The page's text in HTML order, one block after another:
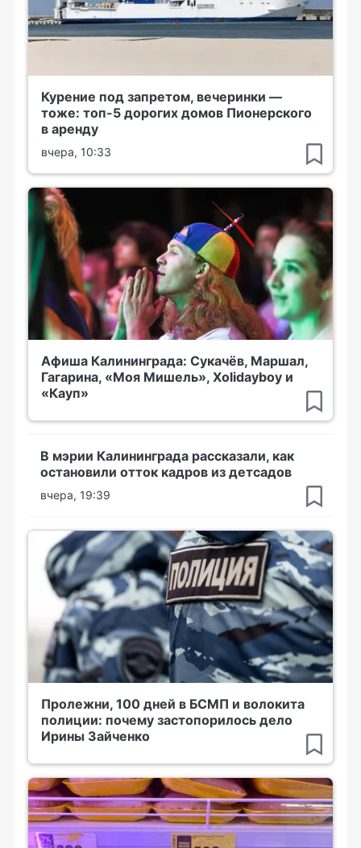
Курение под запретом, вечеринки —
тоже: топ-5 дорогих домов Пионерского
в аренду
вчера, 10:33
Афиша Калининграда: Сукачёв, Маршал,
Гагарина, «Моя Мишель», Xolidayboy и
«Кауп»
В мэрии Калининграда рассказали, как
остановили отток кадров из детсадов
вчера, 19:39
Пролежни, 100 дней в БСМП и волокита
полиции: почему застопорилось дело
Ирины Зайченко